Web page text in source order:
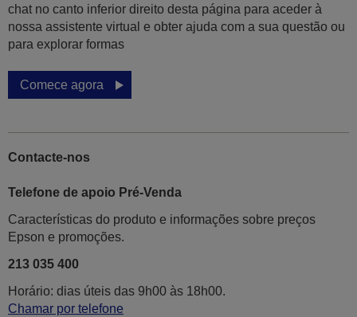
chat no canto inferior direito desta página para aceder à
nossa assistente virtual e obter ajuda com a sua questão ou
para explorar formas
Comece agora
Contacte-nos
Telefone de apoio Pré-Venda
Características do produto e informações sobre preços
Epson e promoções.
213 035 400
Horário: dias úteis das 9h00 às 18h00.
Chamar por telefone